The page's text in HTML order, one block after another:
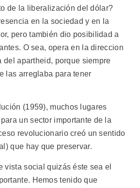
de la liberalización del dólar?
en la sociedad y en la
pero también dio posibilidad a
O sea, opera en la direccion
del apartheid, porque siempre
las arreglaba para tener
(1959), muchos lugares
un sector importante de la
revolucionario creó un sentido
que hay que preservar.
vista social quizás éste sea el
Hemos tenido que